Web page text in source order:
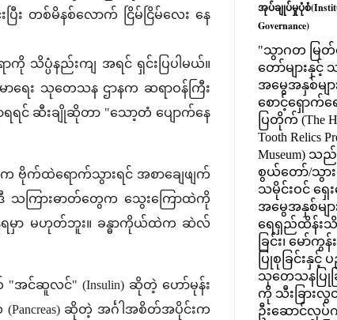
တစ်မိနစ်လောက် ငြိမ်ငြိမ်လေး နေ
ကို သိပ္ပံနည်းကျ အရင် ရှင်းပြပါမယ်။
ာရေး သုတေသန ဌာနက ဆရာဝန်ကြီး
ာရရင် ဆီးချိုဆိုတာ "သော့တံ ပျောက်နေ
ဗိုက်ထဲရောက်သွားရင် အစာချေဖျက်
သကြားဓာတ်တွေက သွေးကြောထဲကို
ရမှာ မဟုတ်ဘူး။ ခန္ဓာကိုယ်ထဲက ဆဲလ်
င်ဆူလင်" (Insulin) ဆိုတဲ့ ဟော်မုန်း
ဆိုတဲ့ အင်္ဂါအစိတ်အပိုင်းက
အုပ်ချုပ်မှုပုံစံ
Governance)
"သွာဂတ မြ
တော်များနှ
အမွေအနှစ်မျ
စောင့်ရှောက်
ပြတိုက် (The
Tooth Relics
Museum)
စွယ်တော်/သွား
သမိုင်းဝင် ရှေ
အမွေအနှစ်မျ
ရေရှည်ထိန်းသိ
ခြင်း၊ မော်
ပြုစုခြင်းနှင့်
သုတေသနပြုခြ
ကို သီးခြား
ဦးဆောင်လုပ်